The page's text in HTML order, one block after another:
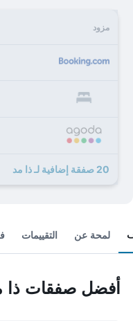
مزود
20 صفقة إضافية لـ ذا مد
لمحة عن التقييمات
أفضل صفقات ذا